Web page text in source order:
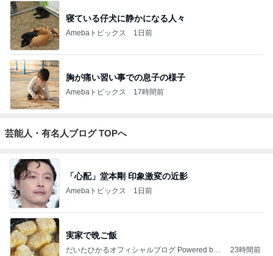
寝ている仔犬に静かになる人々
Amebaトピックス 1日前
胸が痛い習い事での息子の様子
Amebaトピックス 17時間前
芸能人・有名人ブログ TOPへ
「心配」堂本剛 印象激変の近影
Amebaトピックス 1日前
実家で晩ご飯
だいたひかるオフィシャルブログ Powered by
23時間前